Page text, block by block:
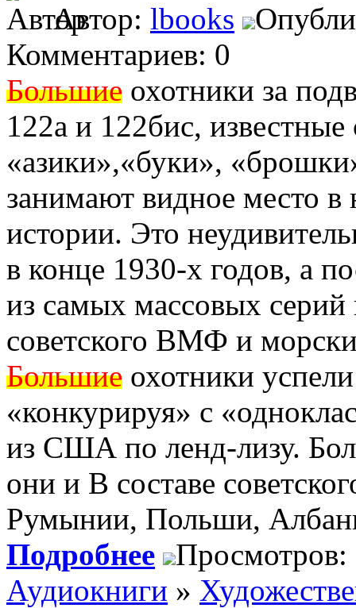
Автор: lbooks
Комментариев: 0
Большие охотники за
122а и 122бис,
«азики»,«буки»,
занимают видное место
истории. Это
в конце 1930-х годов, а
из самых массовых
советского ВМФ и
Большие охотники
«конкурируя» с
из США по ленд-лизу.
они и В составе
Румынии, Польши,
Подробнее
Просмотров:
Аудиокниги »